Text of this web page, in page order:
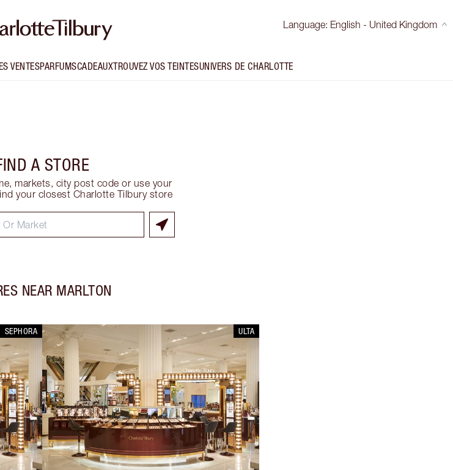
Language: English - United Kingdom
VENTESPARFUMSCADEAUXTROUVEZ VOS TEINTESUNIVERS DE CHARLOTTE
A STORE
markets, city post code or use your
your closest Charlotte Tilbury store
NEAR MARLTON
SEPHORA ULTA